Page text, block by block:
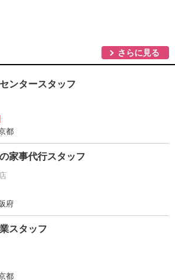
さらに見る
ンタースタッフ
都
家事代行スタッフ
府
スタッフ
都